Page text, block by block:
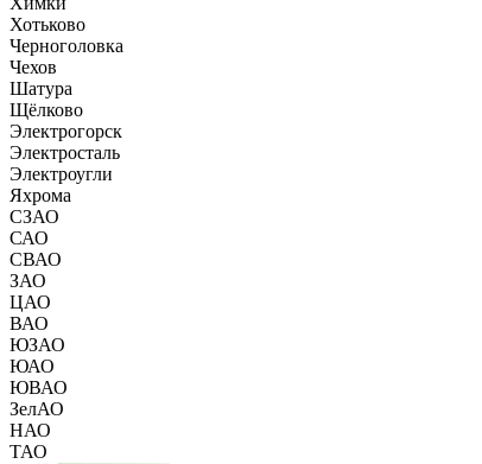
Хотьково
Черноголовка
Чехов
Шатура
Щёлково
Электрогорск
Электросталь
Электроугли
Яхрома
СЗАО
САО
СВАО
ЗАО
ЦАО
ВАО
ЮЗАО
ЮАО
ЮВАО
ЗелАО
НАО
ТАО